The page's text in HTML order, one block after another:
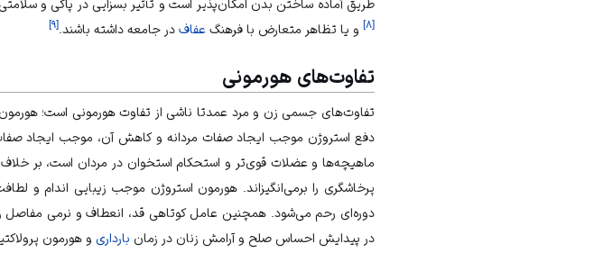
طریق آماده ساختن بدن امکان‌پذیر است و تآثیر بسزایی در پاکی و
[۸] و یا تظاهر متعارض با فرهنگ عفاف در جامعه داشته باشند.[۹]
تفاوت‌های هورمونی
تفاوت‌های جسمی زن و مرد عمدتا ناشی از تفاوت هورمونی است؛
دفع استروژن موجب ایجاد صفات مردانه و کاهش آن، موجب ایجاد
ماهیچه‌ها و عضلات قوی‌تر و استحکام استخوان در مردان است، بر
پرخاشگری را برمی‌انگیزاند. هورمون استروژن موجب زیبایی اندام و
دوره‌ای رحم می‌شود. همچنین عامل کوتاهی قد، انعطاف و نرمی مفاصل
در پیدایش احساس صلح و آرامش زنان در زمان بارداری و هورمون